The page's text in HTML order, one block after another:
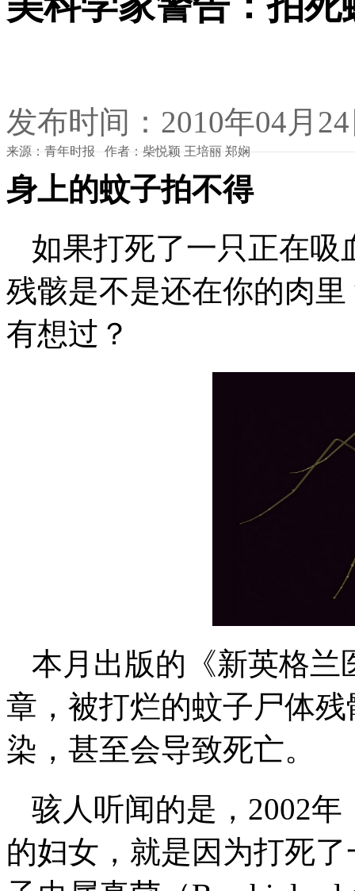
发布时间：2010年04月
来源：青年时报 作者：柴悦颖 王培丽 郑娴
身上的蚊子拍不得
如果打死了一只正在吸
残骸是不是还在你的肉
有想过？
本月出版的《新英格兰
章，被打烂的蚊子尸体
染，甚至会导致死亡。
骇人听闻的是，2002
的妇女，就是因为打死